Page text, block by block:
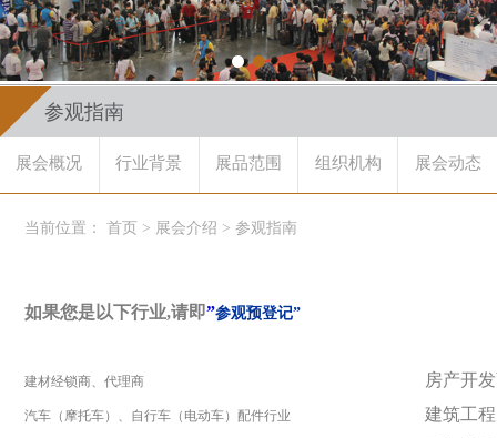
参观指南
展会概况 行业背景 展品范围 组织机构 展会动态
当前位置： 首页 > 展会介绍 > 参观指南
如果您是以下行业,请即”参观预登记”
建材经锁商、代理商 房产开
汽车（摩托车）、自行车（电动车）配件行业 建筑工